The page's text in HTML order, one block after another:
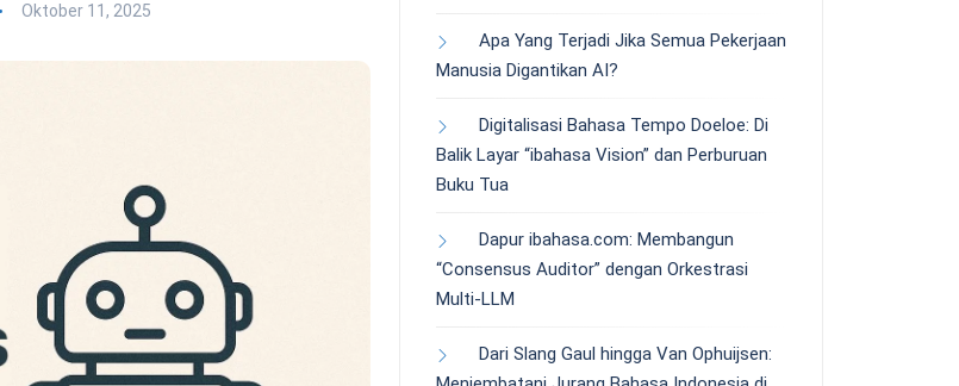
Oktober 11, 2025
Apa Yang Terjadi Jika Semua Pekerjaan
Manusia Digantikan AI?
Digitalisasi Bahasa Tempo Doeloe: Di
Balik Layar “ibahasa Vision” dan Perburuan
Buku Tua
Dapur ibahasa.com: Membangun
“Consensus Auditor” dengan Orkestrasi
Multi-LLM
Dari Slang Gaul hingga Van Ophuijsen: